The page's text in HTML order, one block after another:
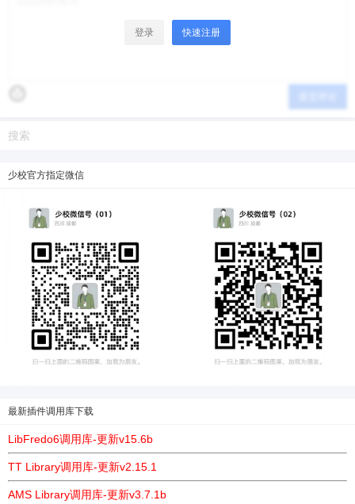
登录 快速注册
少校官方指定微信
最新插件调用库下载
LibFredo6调用库-更新v15.6b
TT Library调用库-更新v2.15.1
AMS Library调用库-更新v3.7.1b